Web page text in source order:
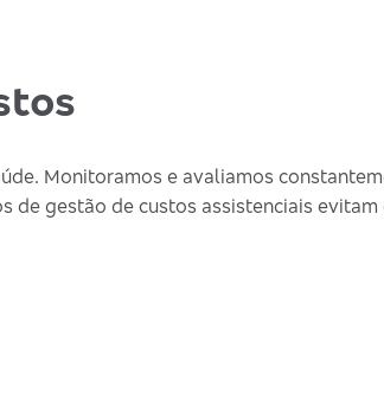
Monitoramos e avaliamos
gestão de custos assistenciais